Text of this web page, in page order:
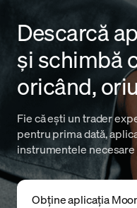
Descarcă
și schimbă
oricând,
Fie că ești un trader
pentru prima dată,
instrumentele
Obține aplicația